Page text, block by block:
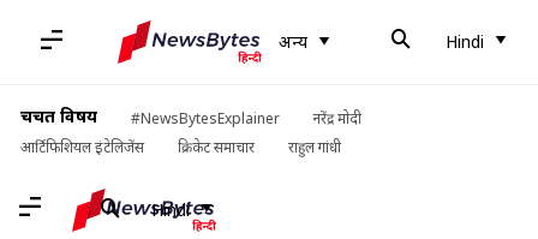
अन्य Hindi
चर्चित विषय #NewsBytesExplainer
नरेंद्र मोदी
आर्टिफिशियल इंटेलिजेंस
क्रिकेट समाचार राहुल गांधी
Hindi